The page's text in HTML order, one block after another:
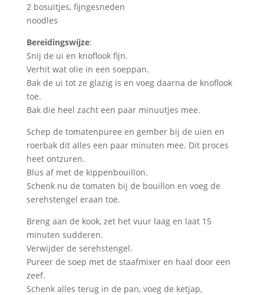
2 bosuitjes, fijngesneden
noodles
Bereidingswijze:
Snij de ui en knoflook fijn.
Verhit wat olie in een soeppan.
Bak de ui tot ze glazig is en voeg daarna de knoflook
toe.
Bak die heel zacht een paar minuutjes mee.
Schep de tomatenpuree en gember bij de uien en
roerbak dit alles een paar minuten mee. Dit proces
heet ontzuren.
Blus af met de kippenbouillon.
Schenk nu de tomaten bij de bouillon en voeg de
serehstengel eraan toe.
Breng aan de kook, zet het vuur laag en laat 15
minuten sudderen.
Verwijder de serehstengel.
Pureer de soep met de staafmixer en haal door een
zeef.
Schenk alles terug in de pan, voeg de ketjap,